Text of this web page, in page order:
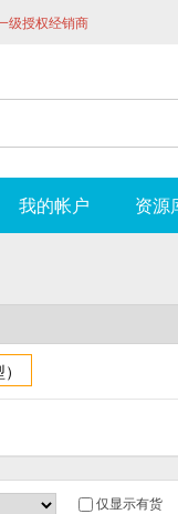
级授权经销商
我的帐户 资源
仅显示有货